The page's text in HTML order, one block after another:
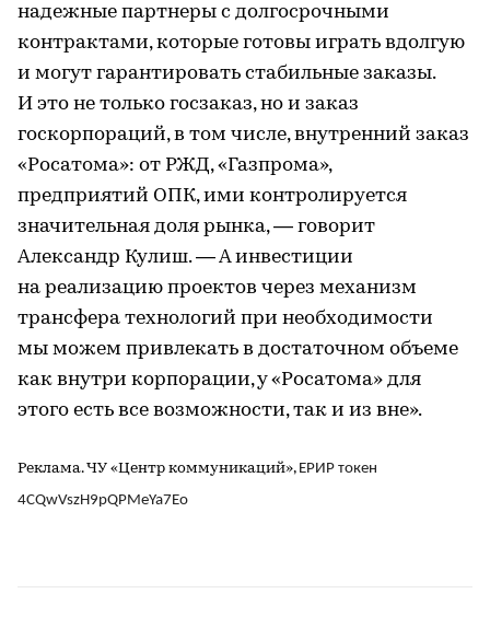
надежные партнеры с долгосрочными
контрактами, которые готовы играть вдолгую
и могут гарантировать стабильные заказы.
И это не только госзаказ, но и заказ
госкорпораций, в том числе, внутренний заказ
«Росатома»: от РЖД, «Газпрома»,
предприятий ОПК, ими контролируется
значительная доля рынка, — говорит
Александр Кулиш. — А инвестиции
на реализацию проектов через механизм
трансфера технологий при необходимости
мы можем привлекать в достаточном объеме
как внутри корпорации, у «Росатома» для
этого есть все возможности, так и из вне».
Реклама. ЧУ «Центр коммуникаций», ЕРИР токен
4CQwVszH9pQPMeYa7Eo